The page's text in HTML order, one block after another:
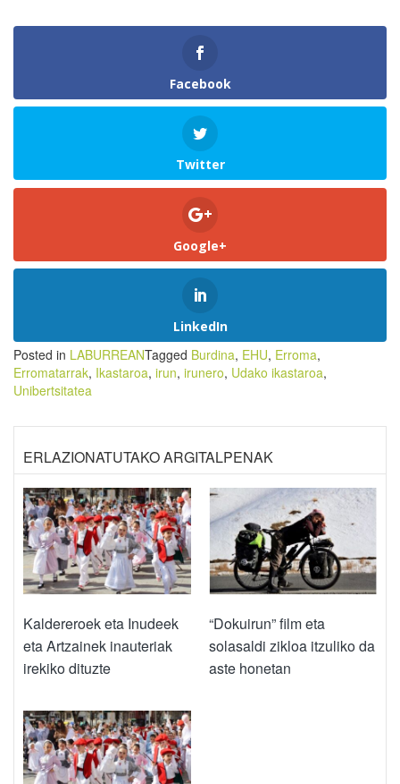
Facebook
Twitter
Google+
LinkedIn
Posted in LABURREANTagged Burdina, EHU, Erroma,
Erromatarrak, Ikastaroa, irun, irunero, Udako ikastaroa,
Unibertsitatea
ERLAZIONATUTAKO ARGITALPENAK
Kaldereroek eta Inudeek
eta Artzainek inauteriak
irekiko dituzte
“Dokuirun” film eta
solasaldi zikloa itzuliko da
aste honetan